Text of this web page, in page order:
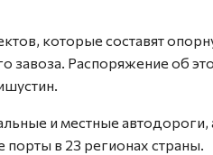
которые составят
завоза. Распоряжение об
и местные
порты в 23 регионах страны.